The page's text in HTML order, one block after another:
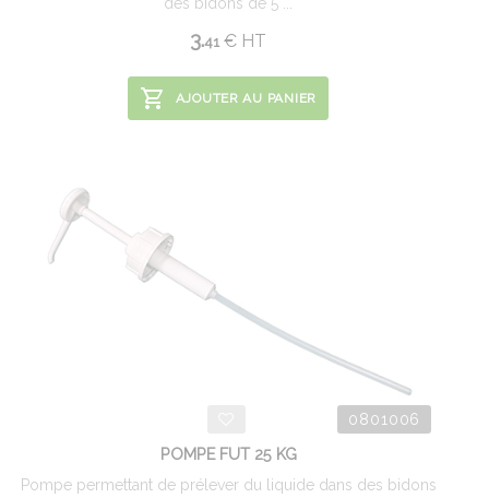
3.41 € HT
AJOUTER AU PANIER
0801006
POMPE FUT 25 KG
Pompe permettant de prélever du liquide dans des bidons